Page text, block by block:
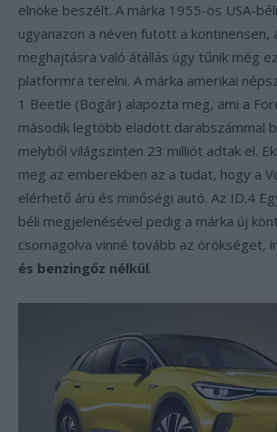
elnöke beszélt. A márka 1955-ös USA-
ugyanazon a néven futott a kontinensen,
meghajtásra való átállás úgy tűnik még
platformra terelni. A márka amerikai
1 Beetle (Bogár) alapozta meg, ami a
második legtöbb eladott darabszámmal
melyből világszinten 23 milliót adtak el.
meg az emberekben az a tudat, hogy a
elérhető árú és minőségi autó. Az ID.4
béli megjelenésével pedig a márka új
csomagolva vinné tovább az örökséget,
és benzingőz nélkül.